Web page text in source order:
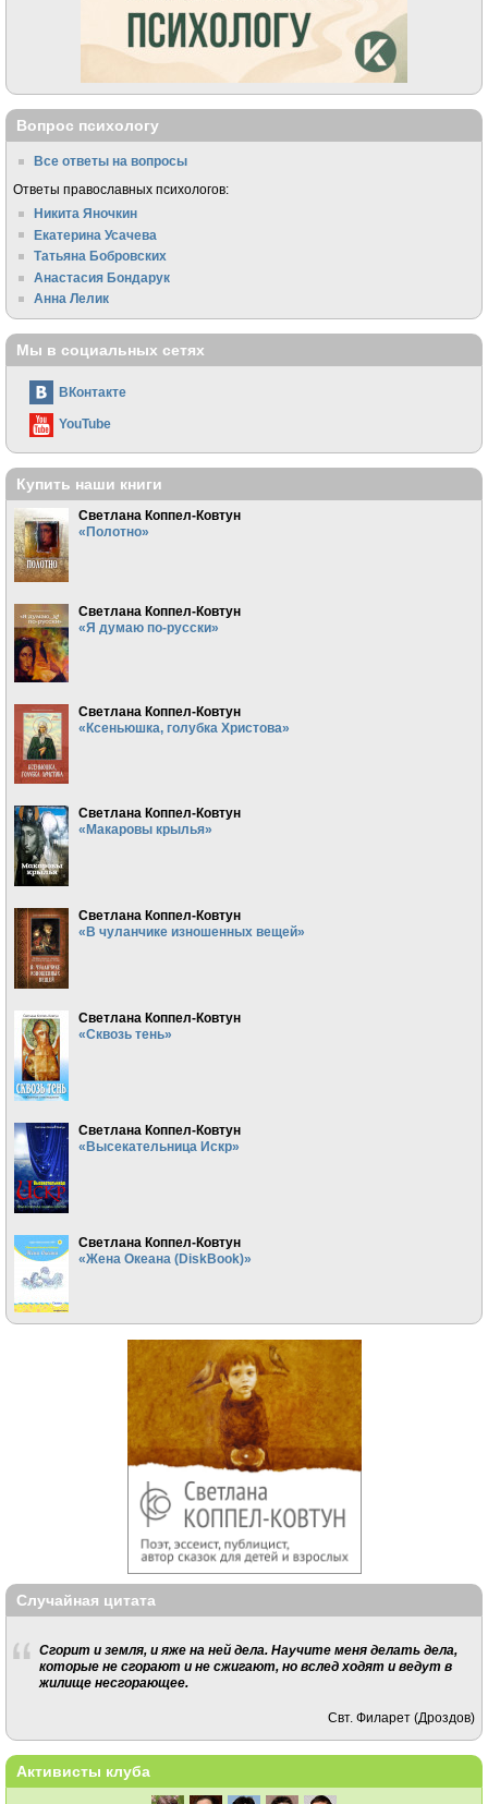
Вопрос психологу
Все ответы на вопросы
Ответы православных психологов:
Никита Яночкин
Екатерина Усачева
Татьяна Бобровских
Анастасия Бондарук
Анна Лелик
Мы в социальных сетях
ВКонтакте
YouTube
Купить наши книги
Светлана Коппел-Ковтун
«Полотно»
Светлана Коппел-Ковтун
«Я думаю по-русски»
Светлана Коппел-Ковтун
«Ксеньюшка, голубка Христова»
Светлана Коппел-Ковтун
«Макаровы крылья»
Светлана Коппел-Ковтун
«В чуланчике изношенных вещей»
Светлана Коппел-Ковтун
«Сквозь тень»
Светлана Коппел-Ковтун
«Высекательница Искр»
Светлана Коппел-Ковтун
«Жена Океана (DiskBook)»
Случайная цитата
Сгорит и земля, и яже на ней дела. Научите меня делать дела,
которые не сгорают и не сжигают, но вслед ходят и ведут в
жилище несгорающее.
Свт. Филарет (Дроздов)
Активисты клуба